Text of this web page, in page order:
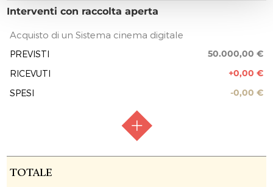
Interventi con raccolta aperta
Acquisto di un Sistema cinema digitale
PREVISTI 50.000,00 €
RICEVUTI +0,00 €
SPESI -0,00 €
TOTALE